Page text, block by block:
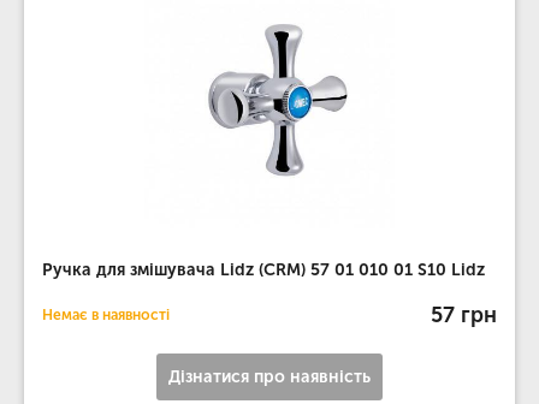
Ручка для змішувача Lidz (CRM) 57 01 010 01 S10 Lidz
Немає в наявності 57 грн
Дізнатися про наявність